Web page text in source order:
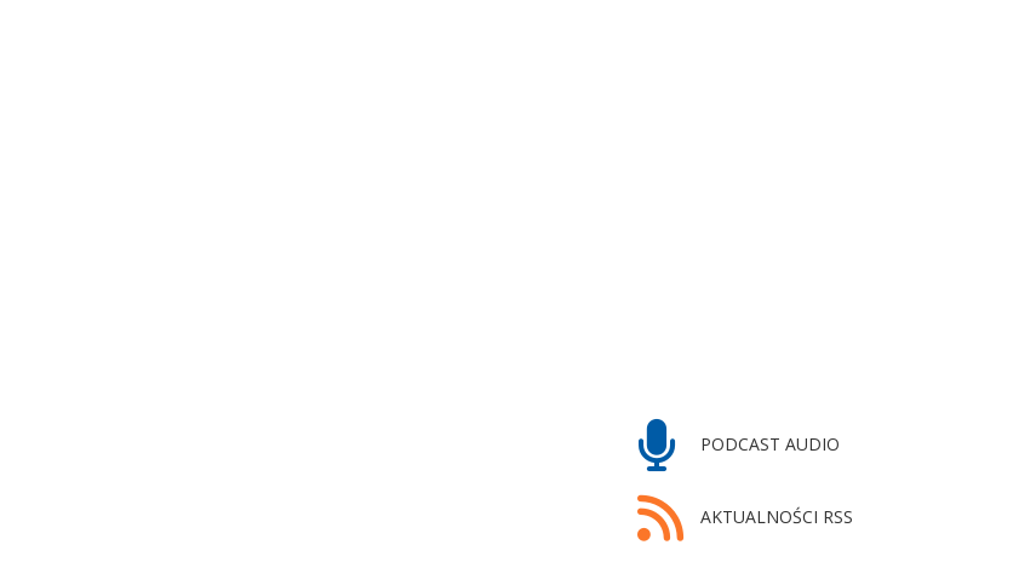
PODCAST AUDIO
AKTUALNOŚCI RSS